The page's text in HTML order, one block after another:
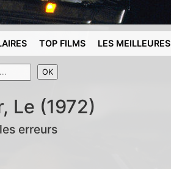
TOP FILMS LES MEILLEURES
Le (1972)
erreurs